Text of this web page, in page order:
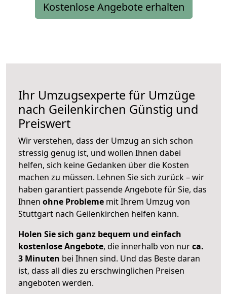
Kostenlose Angebote erhalten
Ihr Umzugsexperte für Umzüge
nach Geilenkirchen Günstig und
Preiswert
Wir verstehen, dass der Umzug an sich schon
stressig genug ist, und wollen Ihnen dabei
helfen, sich keine Gedanken über die Kosten
machen zu müssen. Lehnen Sie sich zurück – wir
haben garantiert passende Angebote für Sie, das
Ihnen ohne Probleme mit Ihrem Umzug von
Stuttgart nach Geilenkirchen helfen kann.
Holen Sie sich ganz bequem und einfach
kostenlose Angebote, die innerhalb von nurca.
3 Minuten bei Ihnen sind. Und das Beste daran
ist, dass all dies zu erschwinglichen Preisen
angeboten werden.